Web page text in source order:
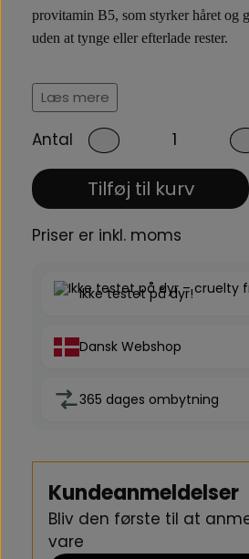
provitamin B5, som styrker håret og
uden at tynge eller efterlade rester.
Langtidsholdbar gel til
forhold – og er ideel til præcise og
fleksibel styling.
Anvendelse:
Fordel en passende mængde i tørt
Læs mere
Antal
Tilføj til kurv
Priser er inkl. moms
Ikke testet på dyr!
Dansk Webshop
365 dages ombytning
Kundeanmeldelser
Bliv den første til at
vare